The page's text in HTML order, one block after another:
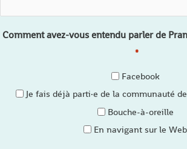
Comment
*
Facebook
Je fais déjà parti·e de la communauté
Bouche-à-oreille
En navigant sur le Web